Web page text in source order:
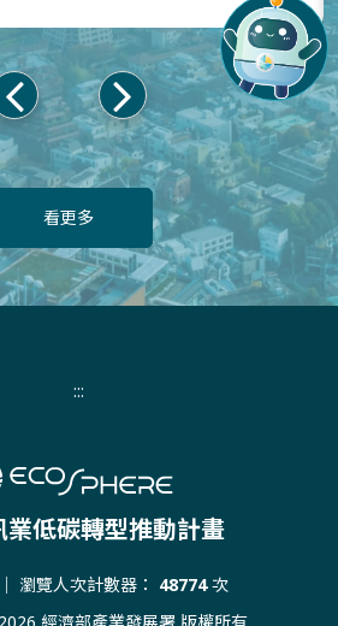
上
一
頁
下
一
頁
看更多
:::
業低碳轉型推動計畫
｜ 瀏覽人次計數器： 48774次